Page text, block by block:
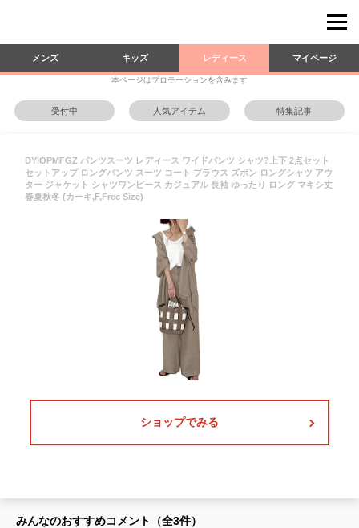
メンズ キッズ レディース マイページ
本ページはプロモーションを含みます
受付中 人気アイテム 特集記事
DYIOPMFGZ パンツスーツ レディース ワイドパンツ シャツ?上下 2点セット
セットアップ ロングパンツ スーツ コート ブラウス ズボン ロングシャツ アウ
ター ジャケット シャツワンピース カジュアル 長袖 ゆったり ロング マキシ丈
春夏秋冬 (カーキ,F,Free Size)
ショップでみる
みんなのおすすめコメント（全3件）